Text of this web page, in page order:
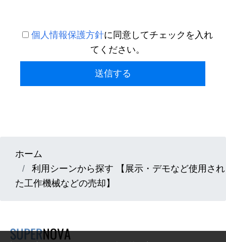
個人情報保護方針に同意してチェックを入れ
てください。
送信する
ホーム
利用シーンから探す 【展示・デモなど使用され
た工作機械などの売却】